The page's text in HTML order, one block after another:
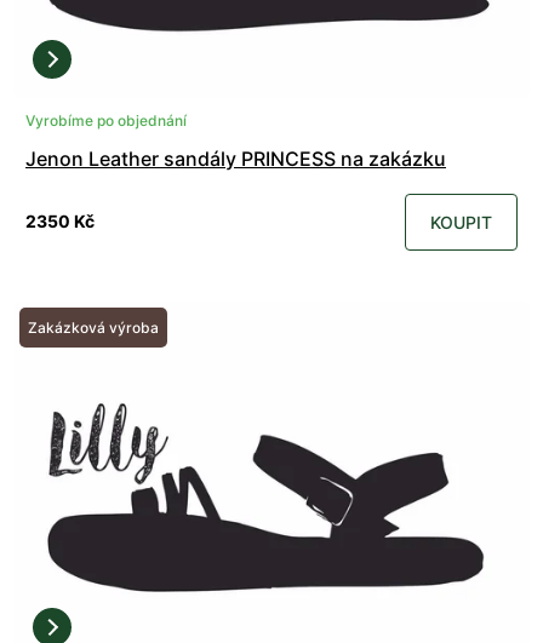
Vyrobíme po objednání
Jenon Leather sandály PRINCESS na zakázku
2350 Kč KOUPIT
Zakázková výroba